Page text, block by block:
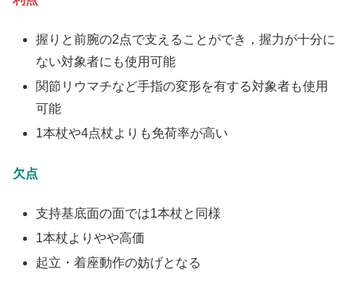
握りと前腕の2点で支えることができ，握力が十分に
ない対象者にも使用可能
関節リウマチなど手指の変形を有する対象者も使用
可能
1本杖や4点杖よりも免荷率が高い
欠点
支持基底面の面では1本杖と同様
1本杖よりやや高価
起立・着座動作の妨げとなる